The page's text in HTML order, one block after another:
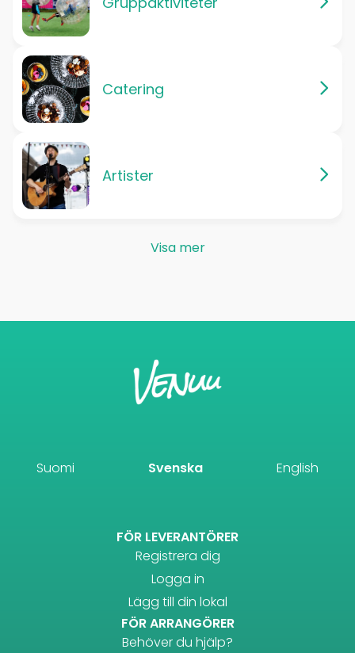
Catering
Artister
Visa mer
Suomi Svenska English
FÖR LEVERANTÖRER
Registrera dig
Logga in
Lägg till din lokal
FÖR ARRANGÖRER
Behöver du hjälp?